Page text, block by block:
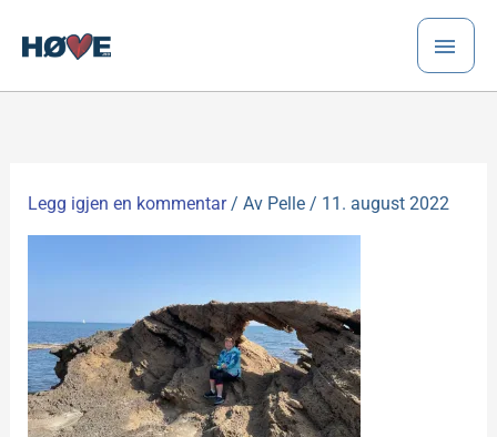
rett
innholdet
Legg igjen en kommentar / Av Pelle / 11. august 2022